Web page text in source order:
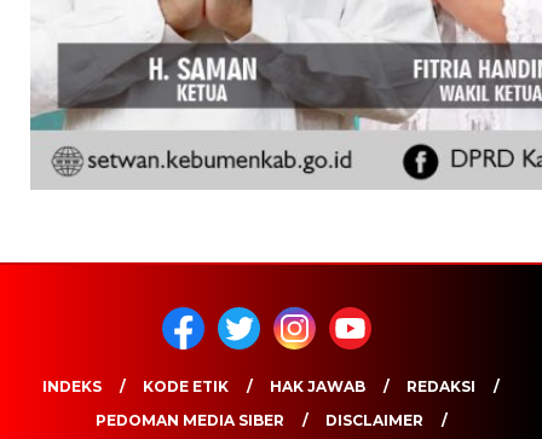
INDEKS KODE ETIK HAK JAWAB
REDAKSI
PEDOMAN MEDIA SIBER
DISCLAIMER